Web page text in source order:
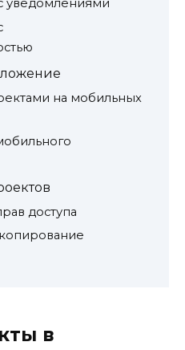
уведомлениями
на мобильных
доступа
в